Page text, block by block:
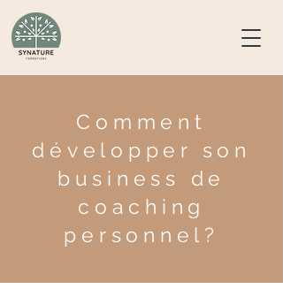
Comment
développer son
business de
coaching
personnel?